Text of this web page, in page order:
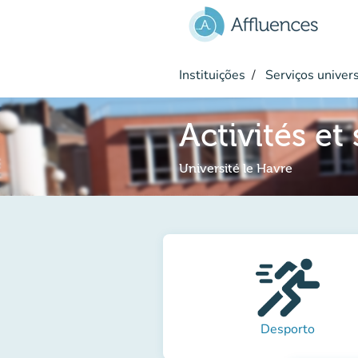
Instituições Serviços
Activités et
Université le Havre
Desporto